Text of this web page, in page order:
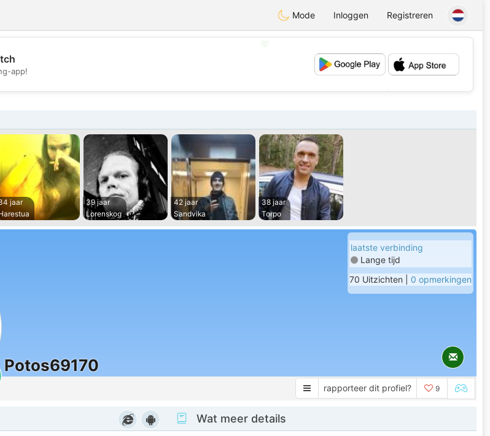
Mode Inloggen Registreren
💕
app!
jaar
39 jaar
Lorenskog
42 jaar
Sandvika
38 jaar
Torpo
Potos69170
laatste verbinding
Lange tijd
70 Uitzichten | 0 opmerkingen
rapporteer dit profiel? 9
Wat meer details